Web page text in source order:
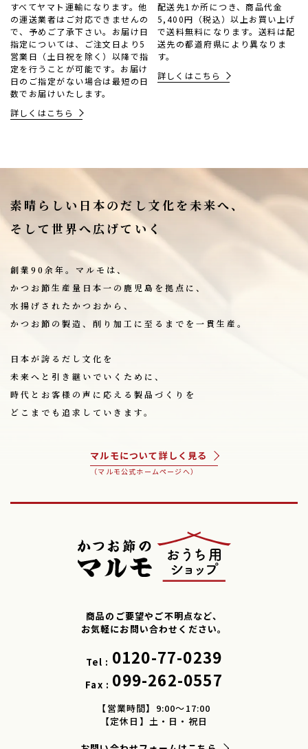
すべてヤマト運輸になります。他
の運送業者はご対応できませんの
で、予めご了承下さい。お届け日
指定については、ご注文日より5
営業日（土日祝を除く）以降で指
定を行うことが可能です。お届け
日のご指定がない場合は最短の日
数でお届けいたします。
詳しくはこちら
配送先1か所につき、商品代金
5,400円（税込）以上お買い上げ
で送料無料になります。送料は配
送先の都道府県により異なりま
す。
詳しくはこちら
素晴らしい日本のだし文化を未来へ、
そして世界へ広げていく
創業90余年。マルモは、
かつお節生産量日本一の鹿児島を拠点に、
水揚げされたかつおから、
かつお節の製造、削り加工に至るまでを一貫生産。
日本が誇るだし文化を
未来へと引き継いでいくために、
時代とお客様の声に応える製品づくりを
どこまでも追求していきます。
マルモについて詳しく見る
（マルモ公式ホームページへ）
商品のご要望やご不明点など、
お気軽にお問い合わせください。
Tel : 0120-77-0239
Fax : 099-262-0557
【営業時間】9:00～17:00
【定休日】土・日・祝日